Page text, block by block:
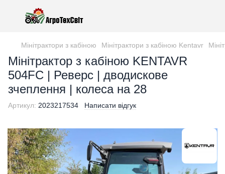
Мінітрактори з кабіною Мінітрактори з кабіною Kentavr
Мінітрактор з кабіною KENTAVR
504FC | Реверс | дводискове
зчеплення | колеса на 28
Артикул: 2023217534 Написати відгук